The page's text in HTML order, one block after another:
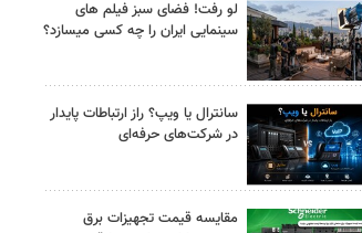
لو رفت! فضای سبز فیلم های
سینمایی ایران را چه کسی میسازد؟
سانترال یا ویپ؟ راز ارتباطات پایدار
در شرکت‌های حرفه‌ای
مقایسه قیمت تجهیزات برق